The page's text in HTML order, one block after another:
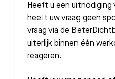
Heeft u een
heeft uw vraag geen
vraag via de
uiterlijk binnen één
reageren.